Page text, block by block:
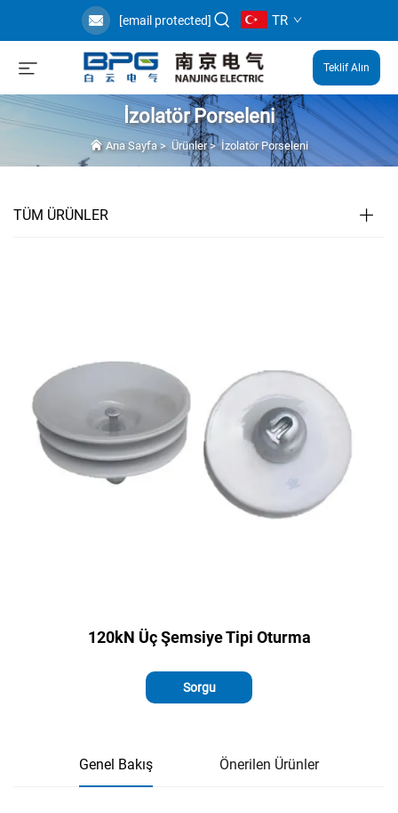
[email protected] TR
Teklif Alın
İzolatör Porseleni
Ana Sayfa> Ürünler>İzolatör Porseleni
TÜM ÜRÜNLER
120kN Üç Şemsiye Tipi Oturma
Sorgu
Genel Bakış Önerilen Ürünler